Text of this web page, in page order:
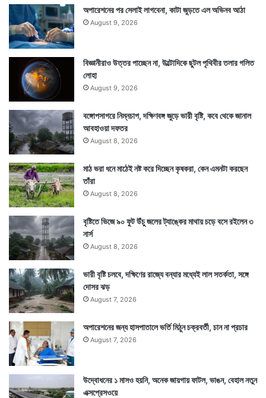
এই পরিস্থিতিতে আফগানিস্তান জুড়ে এখন জঙ্গিদের দাপট
বাড়ছে। যাদের বিরুদ্ধে অভিযোগ তারা দেশের সাধারণ মানুষকেও
হত্যা করছে। সেই তালিবানের এত ফুলে ফেঁপে ওঠার পিছনে
পাকিস্তানের বড় হাত রয়েছে বলেই সংবাদপত্রে উঠে এসেছে। —
সংবাদ সংস্থার সাহায্য নিয়ে লেখা
অপারেশনের পর সেলাই লাগবেনা, কাটা জুড়তে এল অভিনব আঠা
August 9, 2026
বিজ্ঞানীরাও উত্তর পাচ্ছেন না, উল্টোদিকে ছুটল পৃথিবীর তলার গলিত
লোহা
August 9, 2026
বঙ্গোপসাগরে নিম্নচাপ, দক্ষিণবঙ্গ জুড়ে ভারী বৃষ্টি, কবে থেকে জানাল
আবহাওয়া দফতর
August 8, 2026
মাঠ ভরা ধনে মাঠেই নষ্ট করে দিচ্ছেন কৃষকরা, কেন এমনটা করছেন
তাঁরা
August 8, 2026
বৃষ্টিতে ভিজে ৯০ ফুট উঁচু জলের ট্যাঙ্কের মাথায় চড়ে বসে রইলেন ৩
নার্স
August 8, 2026
ভারী বৃষ্টি চলবে, দক্ষিণের রাজ্যে বন্যার মধ্যেই লাল সতর্কতা, সঙ্গে
দোসর ঝড়
August 7, 2026
অপারেশনের জন্য হাসপাতালে ভর্তি মিঠুন চক্রবর্তী, চান না প্রচার
August 7, 2026
উদ্বোধনের ১ মাসও হয়নি, অনেক জায়গায় ফাটল, ভাঙন, বেহাল নতুন
এক্সপ্রেসওয়ে